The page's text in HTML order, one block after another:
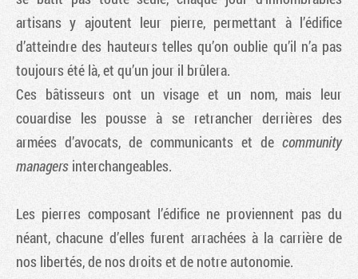
artisans y ajoutent leur pierre, permettant à l’édifice
d’atteindre des hauteurs telles qu’on oublie qu’il n’a pas
toujours été là, et qu’un jour il brûlera.
Ces bâtisseurs ont un visage et un nom, mais leur
couardise les pousse à se retrancher derrières des
armées d’avocats, de communicants et de community
managers interchangeables.
Les pierres composant l’édifice ne proviennent pas du
néant, chacune d’elles furent arrachées à la carrière de
nos libertés, de nos droits et de notre autonomie.
Tribune